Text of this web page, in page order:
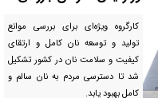
کارگروه ویژه‌ای برای بررسی موانع
تولید و توسعه نان کامل و ارتقای
کیفیت و سلامت نان در کشور تشکیل
شد تا دسترسی مردم به نان سالم و
کامل بهبود یابد.